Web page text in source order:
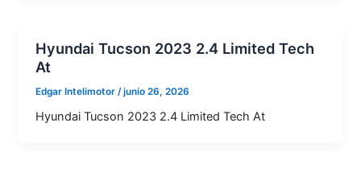
Hyundai Tucson 2023 2.4 Limited Tech
At
Edgar Intelimotor/junio 26, 2026
Hyundai Tucson 2023 2.4 Limited Tech At